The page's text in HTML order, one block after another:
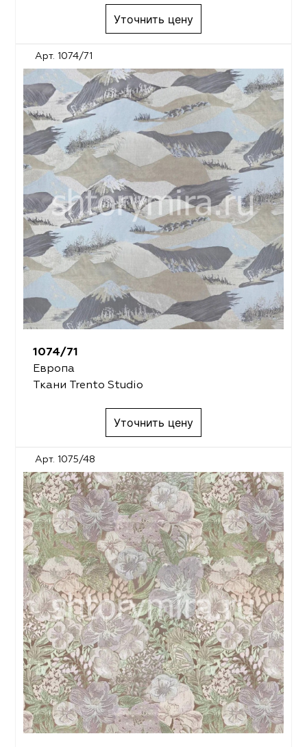
Уточнить цену
Арт. 1074/71
1074/71
Европа
Ткани Trento Studio
Уточнить цену
Арт. 1075/48